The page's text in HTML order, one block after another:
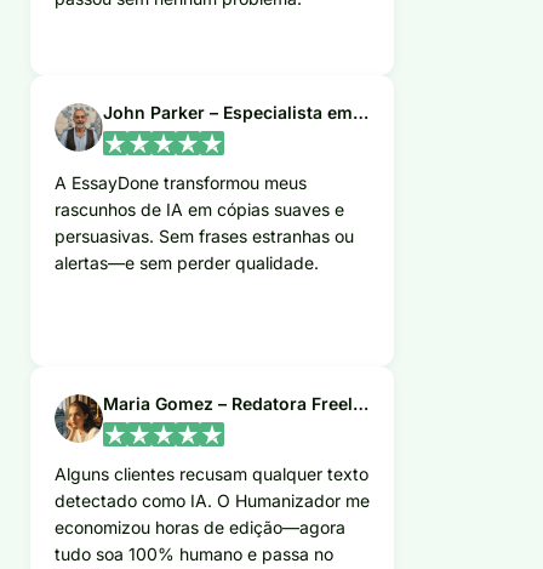
John Parker – Especialista em Marketing
A EssayDone transformou meus
rascunhos de IA em cópias suaves e
persuasivas. Sem frases estranhas ou
alertas—e sem perder qualidade.
Maria Gomez – Redatora Freelancer
Alguns clientes recusam qualquer texto
detectado como IA. O Humanizador me
economizou horas de edição—agora
tudo soa 100% humano e passa no